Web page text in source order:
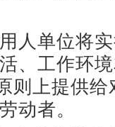
单位将实
、工作环
则上提供
动者。